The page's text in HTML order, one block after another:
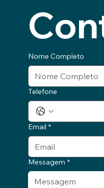
Nome Completo
Telefone
Email *
Messagem *